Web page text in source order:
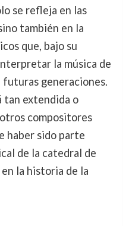
se refleja en las
también en la
que, bajo su
la música de
futuras generaciones.
tan extendida o
compositores
haber sido parte
de la catedral de
la historia de la